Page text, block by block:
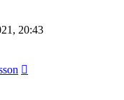
20:43